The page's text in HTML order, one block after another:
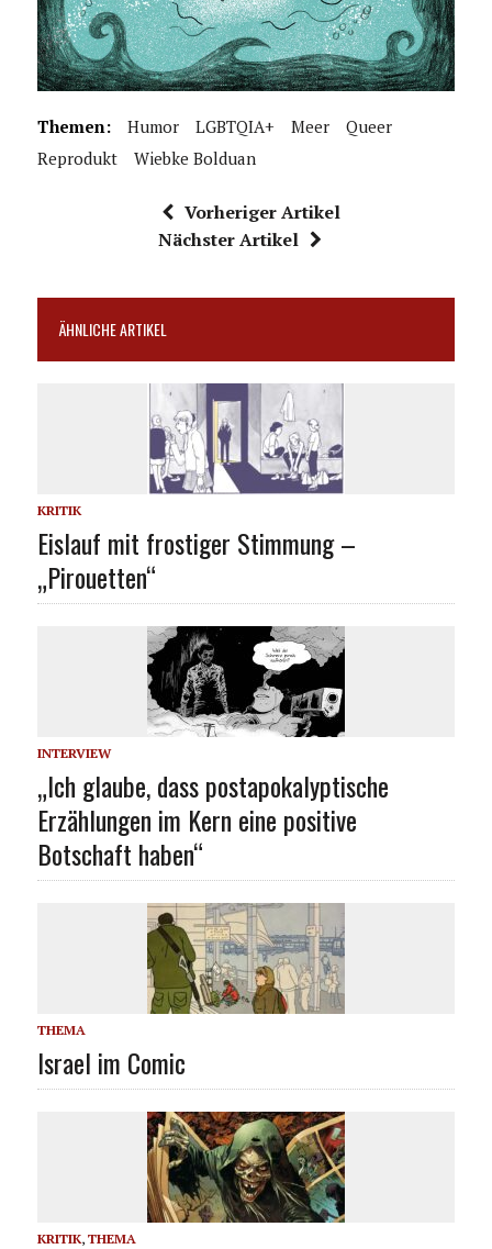
Themen: Humor LGBTQIA+ Meer
Queer
Reprodukt
Wiebke Bolduan
Vorheriger Artikel
Nächster Artikel
ÄHNLICHE ARTIKEL
KRITIK
Eislauf mit frostiger Stimmung –
„Pirouetten“
INTERVIEW
„Ich glaube, dass postapokalyptische
Erzählungen im Kern eine positive
Botschaft haben“
THEMA
Israel im Comic
KRITIK, THEMA